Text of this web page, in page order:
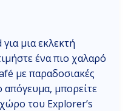
μια εκλεκτή
ένα πιο χαλαρό
με παραδοσιακές
απόγευμα, μπορείτε
του Explorer’s